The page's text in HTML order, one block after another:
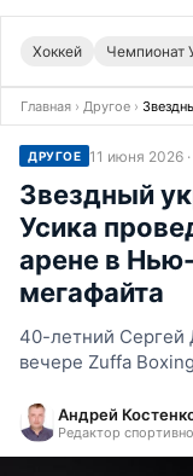
Хоккей Чемпионат
Главная › Другое ›
ДРУГОЕ 11 июня 2026
Звездный
Усика
арене в
мегафайта
40-летний Сергей
вечере Zuffa Boxing
Андрей
Редактор